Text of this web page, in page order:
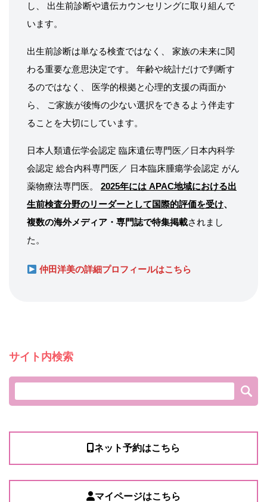
し、 出生前診断や遺伝カウンセリングに取り組んで
います。
出生前診断は単なる検査ではなく、 家族の未来に関
わる重要な意思決定です。 年齢や統計だけで判断す
るのではなく、 医学的根拠と心理的支援の両面か
ら、 ご家族が後悔の少ない選択をできるよう伴走す
ることを大切にしています。
日本人類遺伝学会認定 臨床遺伝専門医／日本内科学
会認定 総合内科専門医／ 日本臨床腫瘍学会認定 がん
薬物療法専門医。 2025年には APAC地域における出
生前検査分野のリーダーとして国際的評価を受け、
複数の海外メディア・専門誌で特集掲載されまし
た。
仲田洋美の詳細プロフィールはこちら
サイト内検索
ネット予約はこちら
マイページはこちら